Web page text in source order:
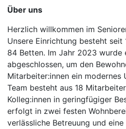
Über uns
Herzlich willkommen im
Unsere Einrichtung besteht
84 Betten. Im Jahr 2023 wurde
abgeschlossen, um den
Mitarbeiter:innen ein modernes
Team besteht aus 18
Kolleg:innen in geringfügiger
erfolgt in zwei festen
verlässliche Betreuung und